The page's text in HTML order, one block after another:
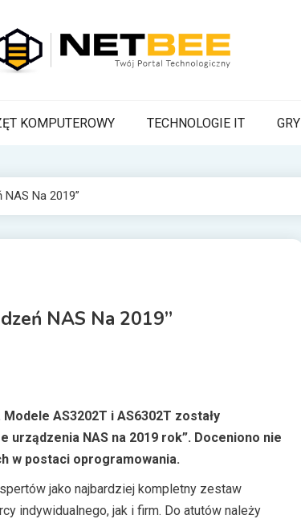
KOMPUTEROWY TECHNOLOGIE IT GRY
Na 2019”
NAS Na 2019”
AS3202T i AS6302T zostały
NAS na 2019 rok”. Doceniono nie
w postaci oprogramowania.
jako najbardziej kompletny zestaw
indywidualnego, jak i firm. Do atutów należy